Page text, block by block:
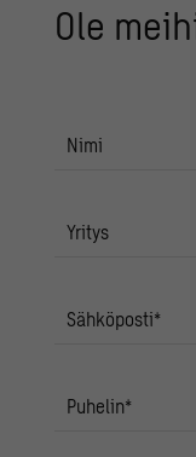
Ole
Nimi
Yritys
Sähköposti*
Puhelin*